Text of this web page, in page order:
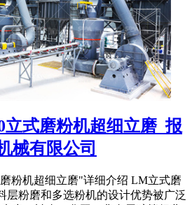
立式磨粉机超细立磨_报
械有限公司
粉机超细立磨"详细介绍 LM立式磨
层粉磨和多选粉机的设计优势被广泛